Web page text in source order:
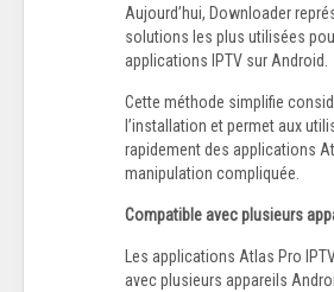
Aujourd’hui, Downloader
solutions les plus utilisées
applications IPTV sur Android.
Cette méthode simplifie
l’installation et permet aux
rapidement des applications
manipulation compliquée.
Compatible avec plusieurs
Les applications Atlas Pro
avec plusieurs appareils